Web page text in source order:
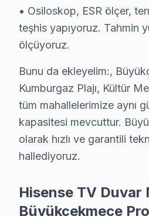
Büyükçekmece'de teşhis
Hisense TV Teknik
Büyükçekmece Servisinde
1. Büyükçekmece'de ULED
2. Büyükçekmece'de
3. Büyükçekmece'de
Büyükçekmece'de Hisense
Büyükçekmece Servisimizde
Büyükçekmece'de hi-View
• Osiloskop, ESR ölçer,
teşhis yapıyoruz. Tahmin
ölçüyoruz.
Bunu da ekleyelim:,
Kumburgaz Plajı, Kültür
tüm mahallelerimize aynı
kapasitesi mevcuttur.
olarak hızlı ve garantili
hallediyoruz.
Hisense TV Duvar
Büyükçekmece